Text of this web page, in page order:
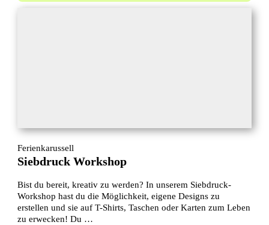
Ferienkarussell
Siebdruck Workshop
Bist du bereit, kreativ zu werden? In unserem Siebdruck-
Workshop hast du die Möglichkeit, eigene Designs zu
erstellen und sie auf T-Shirts, Taschen oder Karten zum Leben
zu erwecken! Du …